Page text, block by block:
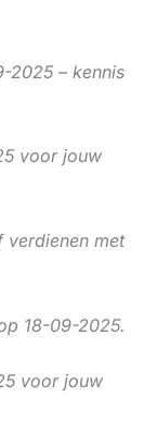
2025 – kennis
voor jouw
verdienen met
18-09-2025.
voor jouw